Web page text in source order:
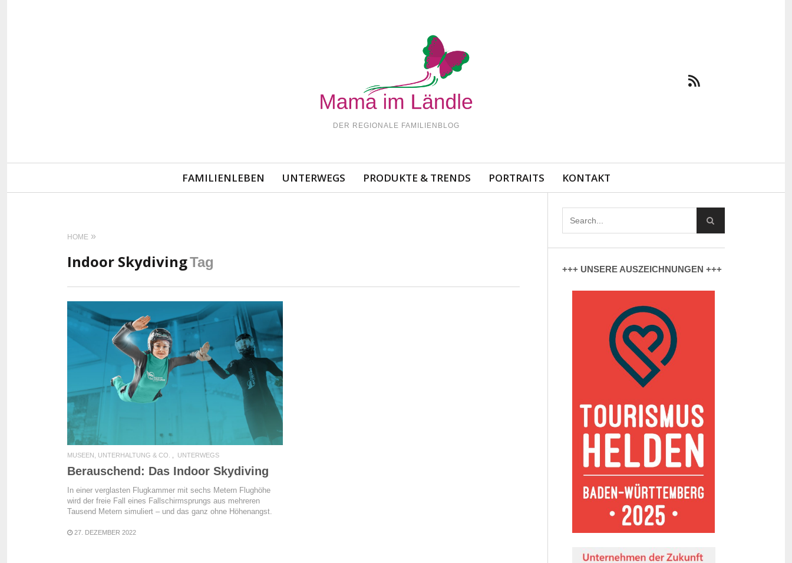
DER REGIONALE FAMILIENBLOG
Navigation
FAMILIENLEBEN UNTERWEGS PRODUKTE & TRENDS PORTRAITS KONTAKT
HOME
Indoor SkydivingTag
READ MORE
MUSEEN, UNTERHALTUNG & CO. UNTERWEGS
Berauschend: Das Indoor Skydiving
In einer verglasten Flugkammer mit sechs Metern Flughöhe
wird der freie Fall eines Fallschirmsprungs aus mehreren
Tausend Metern simuliert – und das ganz ohne Höhenangst.
27. DEZEMBER 2022
+++ UNSERE AUSZEICHNUNGEN +++